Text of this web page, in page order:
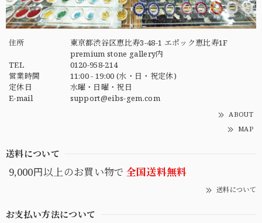
住所
東京都渋谷区恵比寿3-48-1 エポック恵比寿1F
premium stone gallery内
TEL
0120-958-214
営業時間
11:00 - 19:00 (水・日・祝定休)
定休日
水曜・日曜・祝日
E-mail
support@eibs-gem.com
ABOUT
MAP
送料について
9,000円以上のお買い物で 全国送料無料
送料について
お支払い方法について